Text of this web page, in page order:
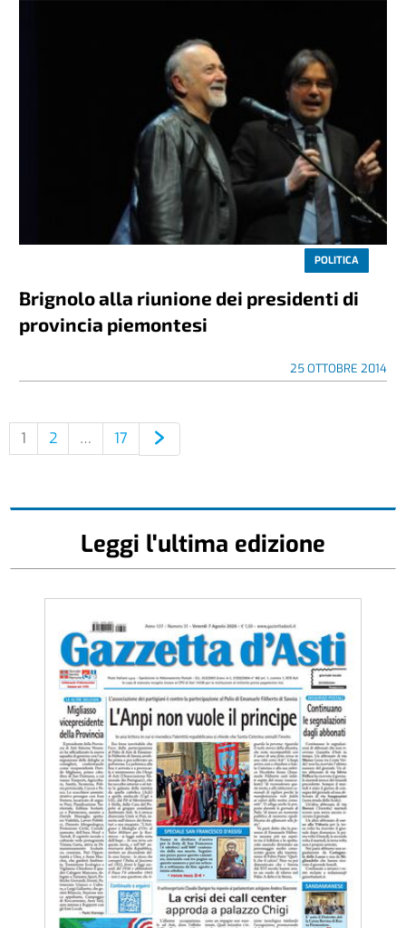
POLITICA
Brignolo alla riunione dei presidenti di
provincia piemontesi
25 OTTOBRE 2014
1 2 … 17
Leggi l'ultima edizione